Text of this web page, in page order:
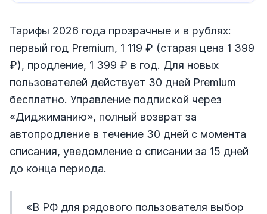
Тарифы 2026 года прозрачные и в рублях:
первый год Premium, 1 119 ₽ (старая цена 1 399
₽), продление, 1 399 ₽ в год. Для новых
пользователей действует 30 дней Premium
бесплатно. Управление подпиской через
«Диджиманию», полный возврат за
автопродление в течение 30 дней с момента
списания, уведомление о списании за 15 дней
до конца периода.
«В РФ для рядового пользователя выбор